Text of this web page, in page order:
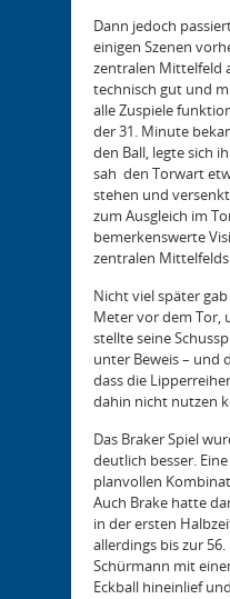
Dann jedoch
einigen Szenen
zentralen Mittelfeld
technisch gut und
alle Zuspiele
der 31. Minute
den Ball, legte sich
sah den Torwart
stehen und
zum Ausgleich im
bemerkenswerte
zentralen
Nicht viel später
Meter vor dem Tor,
stellte seine
unter Beweis – und
dass die
dahin nicht nutzen
Das Braker Spiel
deutlich besser.
planvollen
Auch Brake hatte
in der ersten
allerdings bis zur
Schürmann mit
Eckball hineinlief